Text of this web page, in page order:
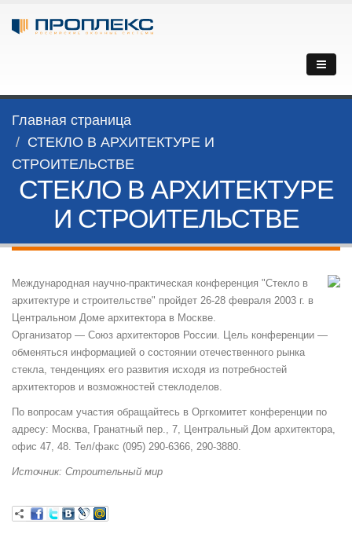
Главная страница
СТЕКЛО В АРХИТЕКТУРЕ И
СТРОИТЕЛЬСТВЕ
СТЕКЛО В АРХИТЕКТУРЕ
И СТРОИТЕЛЬСТВЕ
Международная научно-практическая конференция "Стекло в
архитектуре и строительстве" пройдет 26-28 февраля 2003 г. в
Центральном Доме архитектора в Москве.
Организатор — Союз архитекторов России. Цель конференции —
обменяться информацией о состоянии отечественного рынка
стекла, тенденциях его развития исходя из потребностей
архитекторов и возможностей стеклоделов.
По вопросам участия обращайтесь в Оргкомитет конференции по
адресу: Москва, Гранатный пер., 7, Центральный Дом архитектора,
офис 47, 48. Тел/факс (095) 290-6366, 290-3880.
Источник: Строительный мир